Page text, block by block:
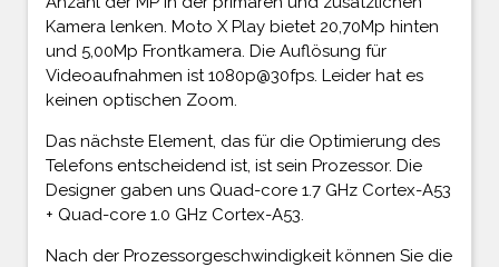
Kamera lenken. Moto X Play bietet 20,70Mp hinten
und 5,00Mp Frontkamera. Die Auflösung für
Videoaufnahmen ist 1080p@30fps. Leider hat es
keinen optischen Zoom.
Das nächste Element, das für die Optimierung des
Telefons entscheidend ist, ist sein Prozessor. Die
Designer gaben uns Quad-core 1.7 GHz Cortex-A53
+ Quad-core 1.0 GHz Cortex-A53.
Nach der Prozessorgeschwindigkeit können Sie die